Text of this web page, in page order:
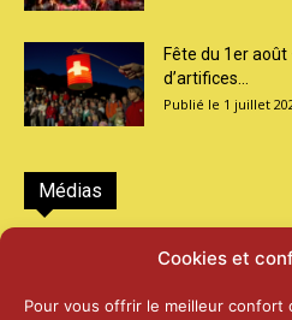
Cookies et
Pour vous offrir le meilleur confort
Fête du 1er
d’artifices...
1 juillet
Médias
2026 – Laiterie
25 juin